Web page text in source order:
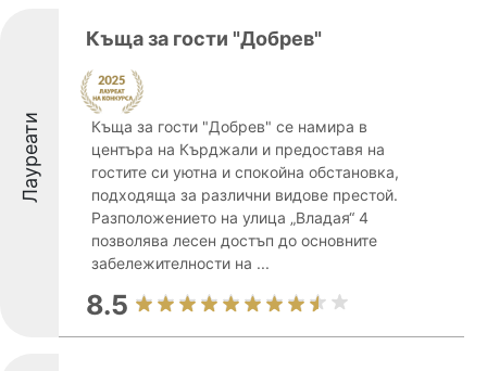
Лауреати
Къща за гости "Добрев"
Къща за гости "Добрев" се намира в
центъра на Кърджали и предоставя на
гостите си уютна и спокойна обстановка,
подходяща за различни видове престой.
Разположението на улица „Владая“ 4
позволява лесен достъп до основните
забележителности на ...
8.5